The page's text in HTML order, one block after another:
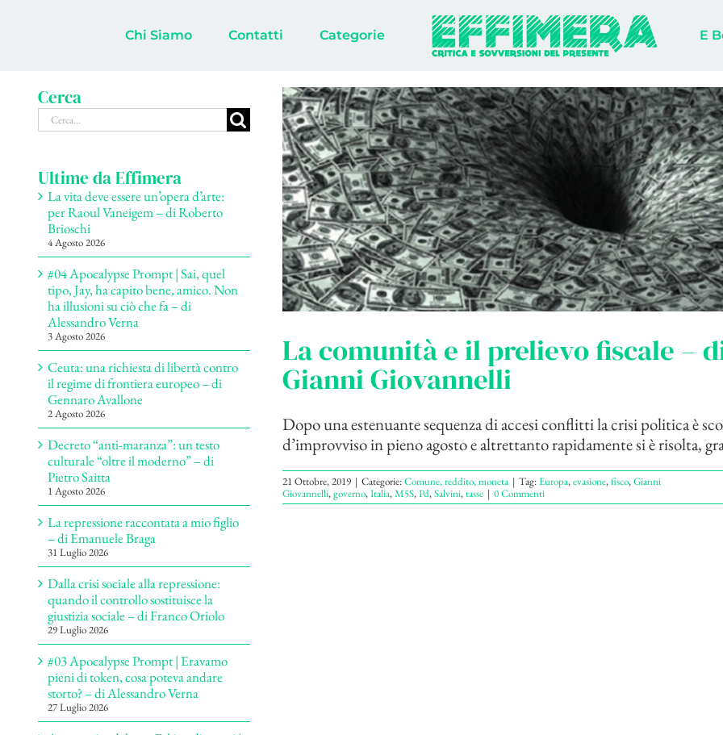
Chi Siamo Contatti Categorie E
La comunità e il prelievo fiscale –
Gianni Giovannelli
Dopo una estenuante sequenza di accesi conflitti la crisi politica è
d’improvviso in pieno agosto e altrettanto rapidamente si è risolta,
21 Ottobre, 2019 | Categorie:Comune, reddito, moneta | Tag:Europa,evasione,fisco,Gianni
Giovannelli,governo,Italia,M5S,Pd,Salvini,tasse | 0 Commenti
Cerca
Cerca
per:
Ultime da Effimera
La vita deve essere un’opera d’arte:
per Raoul Vaneigem – di Roberto
Brioschi
4 Agosto 2026
#04 Apocalypse Prompt | Sai, quel
tipo, Jay, ha capito bene, amico. Non
ha illusioni su ciò che fa – di
Alessandro Verna
3 Agosto 2026
Ceuta: una richiesta di libertà contro
il regime di frontiera europeo – di
Gennaro Avallone
2 Agosto 2026
Decreto “anti-maranza”: un testo
culturale “oltre il moderno” – di
Pietro Saitta
1 Agosto 2026
La repressione raccontata a mio figlio
– di Emanuele Braga
31 Luglio 2026
Dalla crisi sociale alla repressione:
quando il controllo sostituisce la
giustizia sociale – di Franco Oriolo
29 Luglio 2026
#03 Apocalypse Prompt | Eravamo
pieni di token, cosa poteva andare
storto? – di Alessandro Verna
27 Luglio 2026